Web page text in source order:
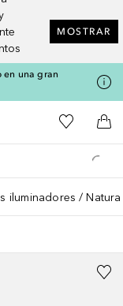
MOSTRAR
en una gran
Douglas HomeMi lista de
A
iluminadores